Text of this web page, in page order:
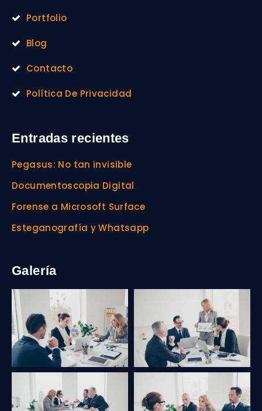
Portfolio
Blog
Contacto
Política De Privacidad
Entradas recientes
Pegasus: No tan invisible
Documentoscopia Digital
Forense a Microsoft Surface
Esteganografía y Whatsapp
Galería